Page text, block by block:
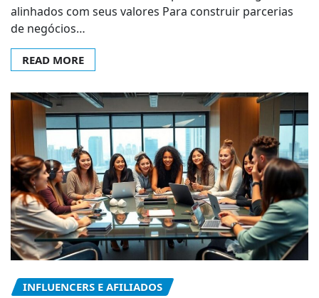
alinhados com seus valores Para construir parcerias
de negócios…
READ MORE
INFLUENCERS E AFILIADOS